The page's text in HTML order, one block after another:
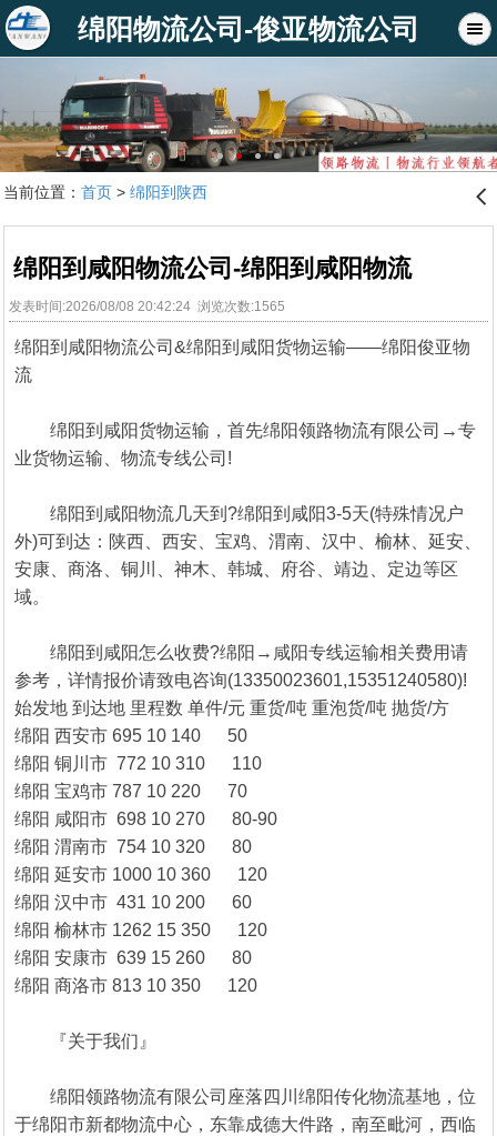
绵阳物流公司-俊亚物流公司
2 3
当前位置： 首页> 绵阳到陕西 󰊒
绵阳到咸阳物流公司-绵阳到咸阳物流
发表时间:2026/08/08 20:42:24 浏览次数:1565
绵阳到咸阳物流公司&绵阳到咸阳货物运输——绵阳俊亚物
流
绵阳到咸阳货物运输，首先绵阳领路物流有限公司→专
业货物运输、物流专线公司!
绵阳到咸阳物流几天到?绵阳到咸阳3-5天(特殊情况户
外)可到达：陕西、西安、宝鸡、渭南、汉中、榆林、延安、
安康、商洛、铜川、神木、韩城、府谷、靖边、定边等区
域。
绵阳到咸阳怎么收费?绵阳→咸阳专线运输相关费用请
参考，详情报价请致电咨询(13350023601,15351240580)!
始发地 到达地 里程数 单件/元 重货/吨 重泡货/吨 抛货/方
绵阳 西安市 695 10 140
50
绵阳 铜川市 772 10 310
110
绵阳 宝鸡市 787 10 220
70
绵阳 咸阳市 698 10 270
80-90
绵阳 渭南市 754 10 320
80
绵阳 延安市 1000 10 360
120
绵阳 汉中市 431 10 200
60
绵阳 榆林市 1262 15 350
120
绵阳 安康市 639 15 260
80
绵阳 商洛市 813 10 350 120
『关于我们』
绵阳领路物流有限公司座落四川绵阳传化物流基地，位
于绵阳市新都物流中心，东靠成德大件路，南至毗河，西临